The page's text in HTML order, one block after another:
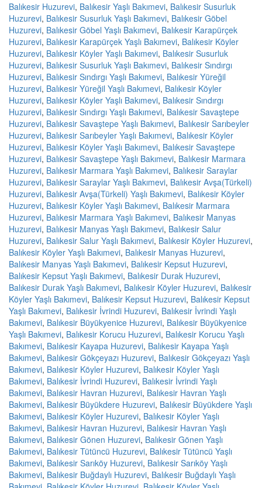
Balıkesir Huzurevi, Balıkesir Yaşlı Bakımevi, Balıkesir Susurluk
Huzurevi, Balıkesir Susurluk Yaşlı Bakımevi, Balıkesir Göbel
Huzurevi, Balıkesir Göbel Yaşlı Bakımevi, Balıkesir Karapürçek
Huzurevi, Balıkesir Karapürçek Yaşlı Bakımevi, Balıkesir Köyler
Huzurevi, Balıkesir Köyler Yaşlı Bakımevi, Balıkesir Susurluk
Huzurevi, Balıkesir Susurluk Yaşlı Bakımevi, Balıkesir Sındırgı
Huzurevi, Balıkesir Sındırgı Yaşlı Bakımevi, Balıkesir Yüreğil
Huzurevi, Balıkesir Yüreğil Yaşlı Bakımevi, Balıkesir Köyler
Huzurevi, Balıkesir Köyler Yaşlı Bakımevi, Balıkesir Sındırgı
Huzurevi, Balıkesir Sındırgı Yaşlı Bakımevi, Balıkesir Savaştepe
Huzurevi, Balıkesir Savaştepe Yaşlı Bakımevi, Balıkesir Sarıbeyler
Huzurevi, Balıkesir Sarıbeyler Yaşlı Bakımevi, Balıkesir Köyler
Huzurevi, Balıkesir Köyler Yaşlı Bakımevi, Balıkesir Savaştepe
Huzurevi, Balıkesir Savaştepe Yaşlı Bakımevi, Balıkesir Marmara
Huzurevi, Balıkesir Marmara Yaşlı Bakımevi, Balıkesir Saraylar
Huzurevi, Balıkesir Saraylar Yaşlı Bakımevi, Balıkesir Avşa(Türkeli)
Huzurevi, Balıkesir Avşa(Türkeli) Yaşlı Bakımevi, Balıkesir Köyler
Huzurevi, Balıkesir Köyler Yaşlı Bakımevi, Balıkesir Marmara
Huzurevi, Balıkesir Marmara Yaşlı Bakımevi, Balıkesir Manyas
Huzurevi, Balıkesir Manyas Yaşlı Bakımevi, Balıkesir Salur
Huzurevi, Balıkesir Salur Yaşlı Bakımevi, Balıkesir Köyler Huzurevi,
Balıkesir Köyler Yaşlı Bakımevi, Balıkesir Manyas Huzurevi,
Balıkesir Manyas Yaşlı Bakımevi, Balıkesir Kepsut Huzurevi,
Balıkesir Kepsut Yaşlı Bakımevi, Balıkesir Durak Huzurevi,
Balıkesir Durak Yaşlı Bakımevi, Balıkesir Köyler Huzurevi, Balıkesir
Köyler Yaşlı Bakımevi, Balıkesir Kepsut Huzurevi, Balıkesir Kepsut
Yaşlı Bakımevi, Balıkesir İvrindi Huzurevi, Balıkesir İvrindi Yaşlı
Bakımevi, Balıkesir Büyükyenice Huzurevi, Balıkesir Büyükyenice
Yaşlı Bakımevi, Balıkesir Korucu Huzurevi, Balıkesir Korucu Yaşlı
Bakımevi, Balıkesir Kayapa Huzurevi, Balıkesir Kayapa Yaşlı
Bakımevi, Balıkesir Gökçeyazı Huzurevi, Balıkesir Gökçeyazı Yaşlı
Bakımevi, Balıkesir Köyler Huzurevi, Balıkesir Köyler Yaşlı
Bakımevi, Balıkesir İvrindi Huzurevi, Balıkesir İvrindi Yaşlı
Bakımevi, Balıkesir Havran Huzurevi, Balıkesir Havran Yaşlı
Bakımevi, Balıkesir Büyükdere Huzurevi, Balıkesir Büyükdere Yaşlı
Bakımevi, Balıkesir Köyler Huzurevi, Balıkesir Köyler Yaşlı
Bakımevi, Balıkesir Havran Huzurevi, Balıkesir Havran Yaşlı
Bakımevi, Balıkesir Gönen Huzurevi, Balıkesir Gönen Yaşlı
Bakımevi, Balıkesir Tütüncü Huzurevi, Balıkesir Tütüncü Yaşlı
Bakımevi, Balıkesir Sarıköy Huzurevi, Balıkesir Sarıköy Yaşlı
Bakımevi, Balıkesir Buğdaylı Huzurevi, Balıkesir Buğdaylı Yaşlı